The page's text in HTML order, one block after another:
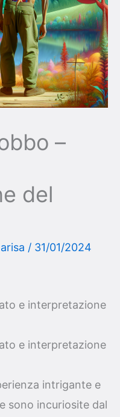
–
del
/ 31/01/2024
e interpretazione
e interpretazione
intrigante e
sono incuriosite dal